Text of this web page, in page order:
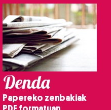
Denda
Papereko zenbakiak